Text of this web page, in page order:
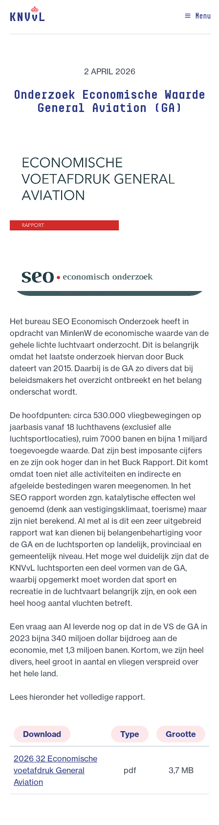
Menu
2 APRIL 2026
Onderzoek Economische Waarde
General Aviation (GA)
Het bureau SEO Economisch Onderzoek heeft in
opdracht van MinIenW de economische waarde van de
gehele lichte luchtvaart onderzocht. Dit is belangrijk
omdat het laatste onderzoek hiervan door Buck
dateert van 2015. Daarbij is de GA zo divers dat bij
beleidsmakers het overzicht ontbreekt en het belang
onderschat wordt.
De hoofdpunten: circa 530.000 vliegbewegingen op
jaarbasis vanaf 18 luchthavens (exclusief alle
luchtsportlocaties), ruim 7000 banen en bijna 1 miljard
toegevoegde waarde. Dat zijn best imposante cijfers
en ze zijn ook hoger dan in het Buck Rapport. Dit komt
omdat toen niet alle activiteiten en indirecte en
afgeleide bestedingen waren meegenomen. In het
SEO rapport worden zgn. katalytische effecten wel
genoemd (denk aan vestigingsklimaat, toerisme) maar
zijn niet berekend. Al met al is dit een zeer uitgebreid
rapport wat kan dienen bij belangenbehartiging voor
de GA en de luchtsporten op landelijk, provinciaal en
gemeentelijk niveau. Het moge wel duidelijk zijn dat de
KNVvL luchtsporten een deel vormen van de GA,
waarbij opgemerkt moet worden dat sport en
recreatie in de luchtvaart belangrijk zijn, en ook een
heel hoog aantal vluchten betreft.
Een vraag aan AI leverde nog op dat in de VS de GA in
2023 bijna 340 miljoen dollar bijdroeg aan de
economie, met 1,3 miljoen banen. Kortom, we zijn heel
divers, heel groot in aantal en vliegen verspreid over
het hele land.
Lees hieronder het volledige rapport.
Download Type Grootte
2026 32 Economische
voetafdruk General
Aviation
pdf 3,7 MB